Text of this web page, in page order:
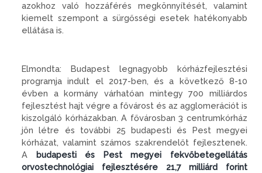
azokhoz való hozzáférés megkönnyítését, valamint
kiemelt szempont a sürgősségi esetek hatékonyabb
ellátása is.
Elmondta: Budapest legnagyobb kórházfejlesztési
programja indult el 2017-ben, és a következő 8-10
évben a kormány várhatóan mintegy 700 milliárdos
fejlesztést hajt végre a fővárost és az agglomerációt is
kiszolgáló kórházakban. A fővárosban 3 centrumkórház
jön létre és további 25 budapesti és Pest megyei
kórházat, valamint számos szakrendelőt fejlesztenek.
A budapesti és Pest megyei fekvőbetegellátás
orvostechnológiai fejlesztésére 21,7 milliárd forint